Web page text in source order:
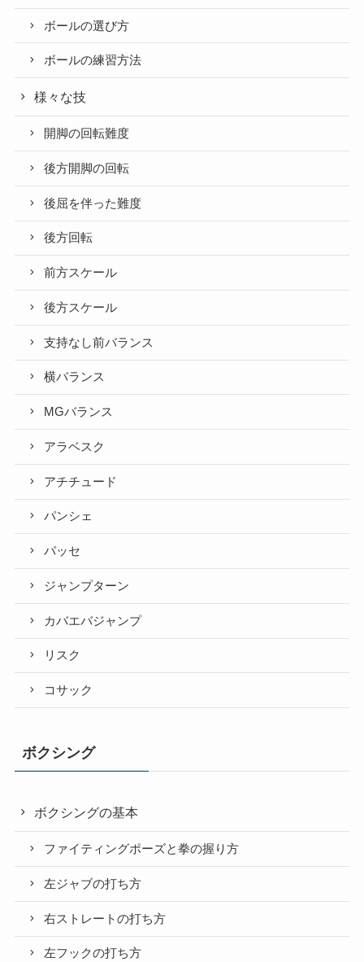
ボールの選び方
ボールの練習方法
様々な技
開脚の回転難度
後方開脚の回転
後屈を伴った難度
後方回転
前方スケール
後方スケール
支持なし前バランス
横バランス
MGバランス
アラベスク
アチチュード
パンシェ
パッセ
ジャンプターン
カバエバジャンプ
リスク
コサック
ボクシング
ボクシングの基本
ファイティングポーズと拳の握り方
左ジャブの打ち方
右ストレートの打ち方
左フックの打ち方